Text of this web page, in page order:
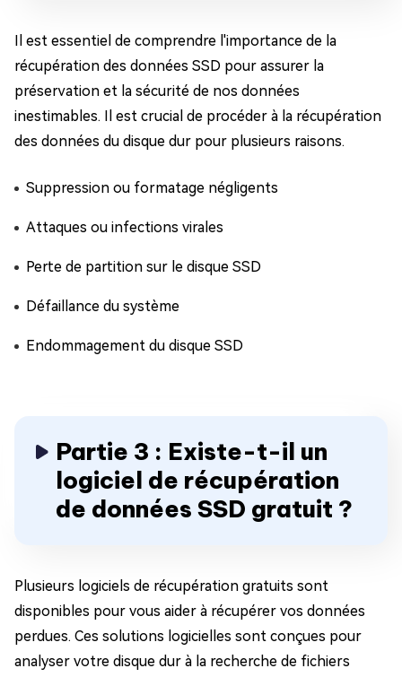
Il est essentiel de comprendre l'importance de la
récupération des données SSD pour assurer la
préservation et la sécurité de nos données
inestimables. Il est crucial de procéder à la récupération
des données du disque dur pour plusieurs raisons.
Suppression ou formatage négligents
Attaques ou infections virales
Perte de partition sur le disque SSD
Défaillance du système
Endommagement du disque SSD
Partie 3 : Existe-t-il un
logiciel de récupération
de données SSD gratuit ?
Plusieurs logiciels de récupération gratuits sont
disponibles pour vous aider à récupérer vos données
perdues. Ces solutions logicielles sont conçues pour
analyser votre disque dur à la recherche de fichiers